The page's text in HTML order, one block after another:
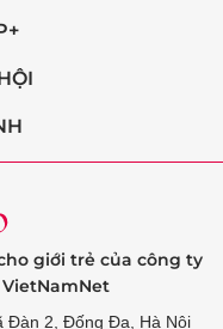
giới trẻ của công ty
Đàn 2, Đống Đa, Hà Nội